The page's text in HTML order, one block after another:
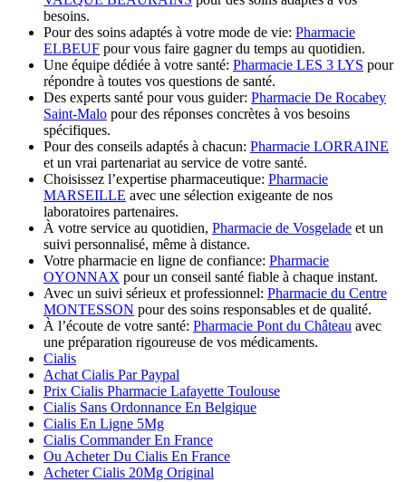
besoins.
Pour des soins adaptés à votre mode de vie: Pharmacie
ELBEUF pour vous faire gagner du temps au quotidien.
Une équipe dédiée à votre santé: Pharmacie LES 3 LYS pour
répondre à toutes vos questions de santé.
Des experts santé pour vous guider: Pharmacie De Rocabey
Saint-Malo pour des réponses concrètes à vos besoins
spécifiques.
Pour des conseils adaptés à chacun: Pharmacie LORRAINE
et un vrai partenariat au service de votre santé.
Choisissez l’expertise pharmaceutique: Pharmacie
MARSEILLE avec une sélection exigeante de nos
laboratoires partenaires.
À votre service au quotidien, Pharmacie de Vosgelade et un
suivi personnalisé, même à distance.
Votre pharmacie en ligne de confiance: Pharmacie
OYONNAX pour un conseil santé fiable à chaque instant.
Avec un suivi sérieux et professionnel: Pharmacie du Centre
MONTESSON pour des soins responsables et de qualité.
À l’écoute de votre santé: Pharmacie Pont du Château avec
une préparation rigoureuse de vos médicaments.
Cialis
Achat Cialis Par Paypal
Prix Cialis Pharmacie Lafayette Toulouse
Cialis Sans Ordonnance En Belgique
Cialis En Ligne 5Mg
Cialis Commander En France
Ou Acheter Du Cialis En France
Acheter Cialis 20Mg Original